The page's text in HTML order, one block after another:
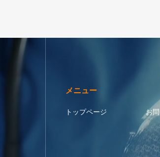
メニュー
トップページ お